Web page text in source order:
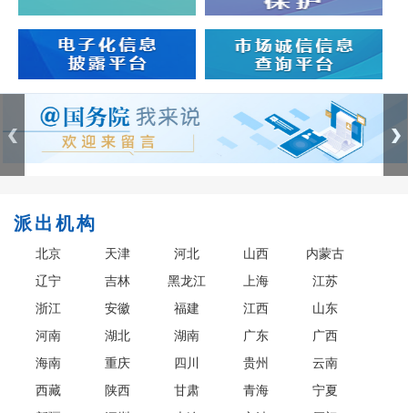
派出机构
北京 天津 河北 山西
内蒙古
辽宁
吉林 黑龙江 上海
江苏
浙江
安徽 福建 江西
山东
河南
湖北 湖南 广东
广西
海南
重庆 四川 贵州
云南
西藏
陕西 甘肃 青海
宁夏